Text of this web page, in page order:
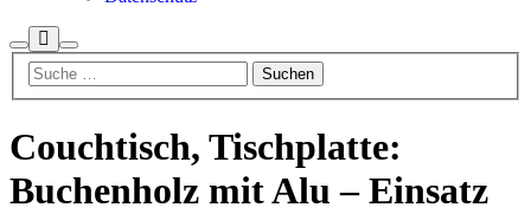
Couchtisch, Tischplatte:
Buchenholz mit Alu – Einsatz